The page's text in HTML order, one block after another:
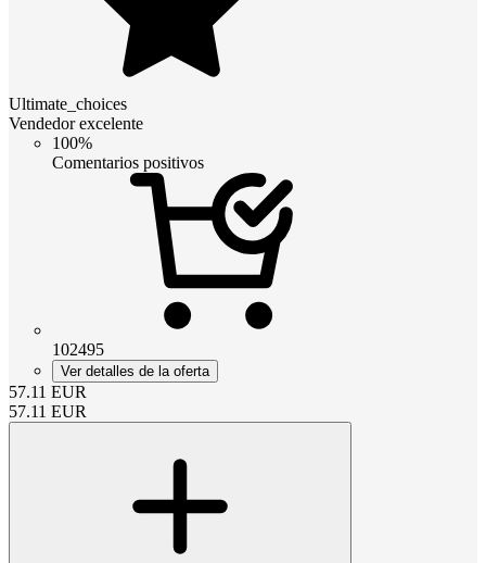
Ultimate_choices
Vendedor excelente
100%
Comentarios positivos
102495
Ver detalles de la oferta
57.11 EUR
57.11 EUR